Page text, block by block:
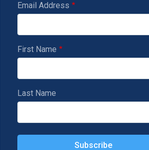
Email Address
First Name
Last Name